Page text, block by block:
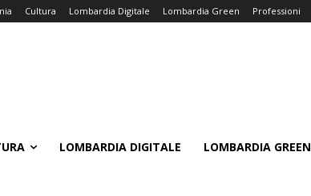
Cultura Lombardia Digitale Lombardia Green Professioni
LOMBARDIA DIGITALE LOMBARDIA GREEN